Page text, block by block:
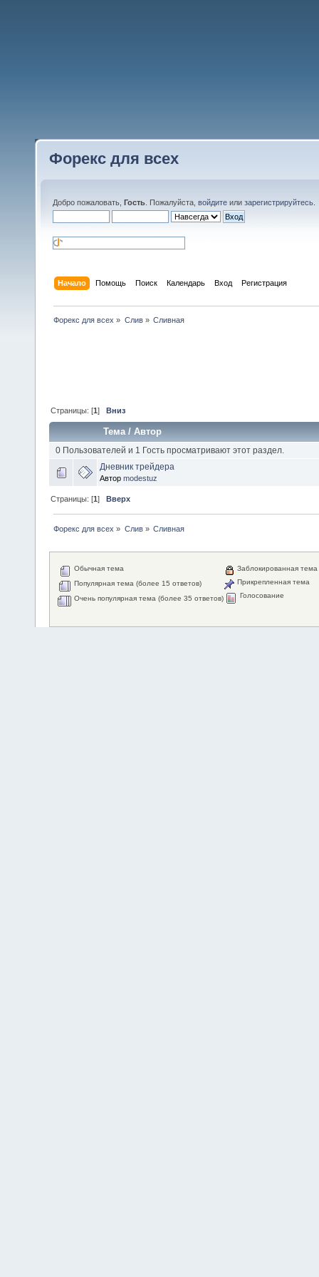
Форекс для всех
Добро пожаловать, Гость . Пожалуйста, войдите или зарегистрируйтесь
Начало Помощь Поиск Календарь Вход Регистрация
Форекс для всех » Слив» Сливная
Страницы: [1]Вниз
Тема/Автор
0 Пользователей и 1 Гость просматривают этот раздел.
Дневник трейдера
Автор modestuz
Страницы: [1]Вверх
Форекс для всех » Слив» Сливная
Обычная тема
Популярная тема (более 15 ответов)
Очень популярная тема (более 35 ответов)
Заблокированная тема
Прикрепленная тема
Голосование